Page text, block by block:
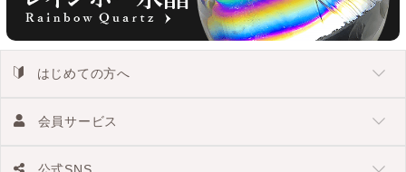
はじめての方へ
会員サービス